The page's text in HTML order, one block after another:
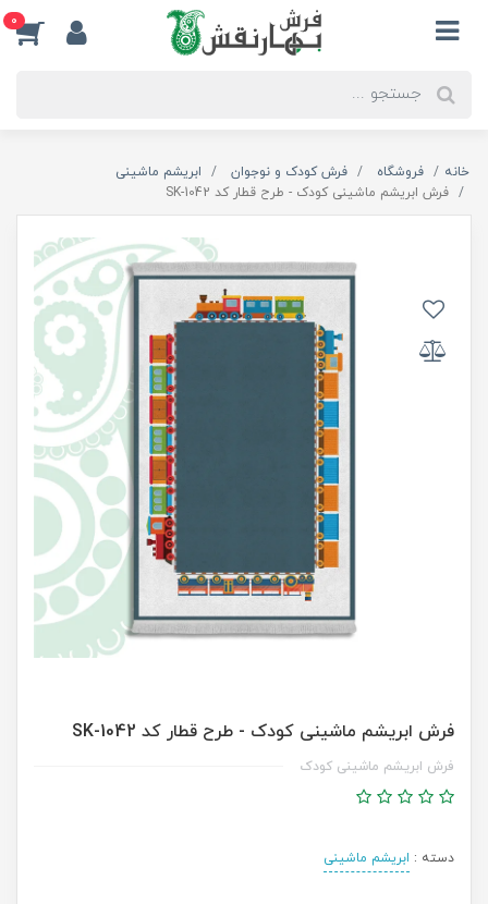
0
خانه فروشگاه فرش کودک و نوجوان
ابریشم ماشینی
فرش ابریشم ماشینی کودک - طرح قطار کد SK-1042
فرش ابریشم ماشینی کودک - طرح قطار کد SK-1042
فرش ابریشم ماشینی کودک
دسته : ابریشم ماشینی